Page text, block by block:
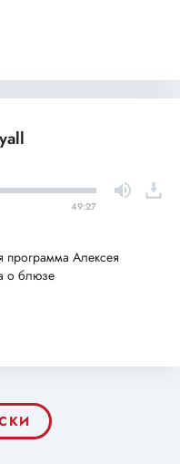
49:27
программа Алексея
о блюзе